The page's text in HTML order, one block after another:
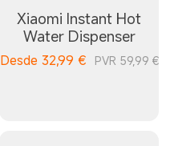
Xiaomi Instant Hot
Water Dispenser
Desde 32,99 € PVR 59,99 €